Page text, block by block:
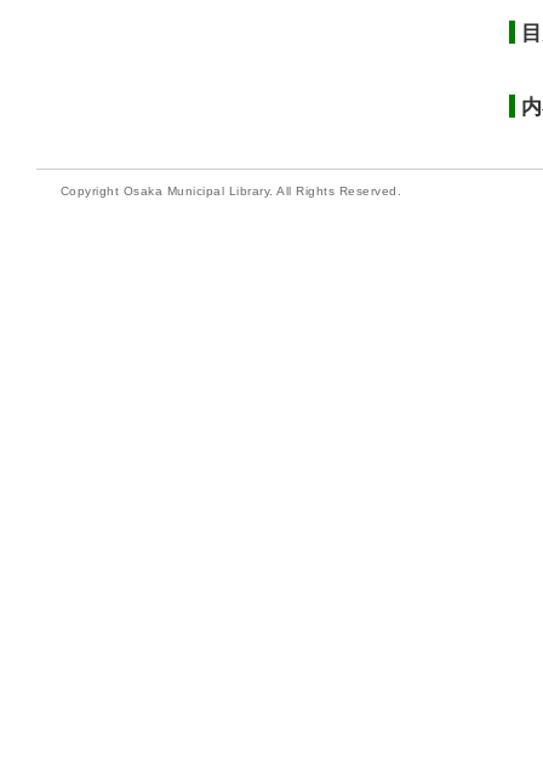
Copyright Osaka Municipal Library. All Rights Reserved.